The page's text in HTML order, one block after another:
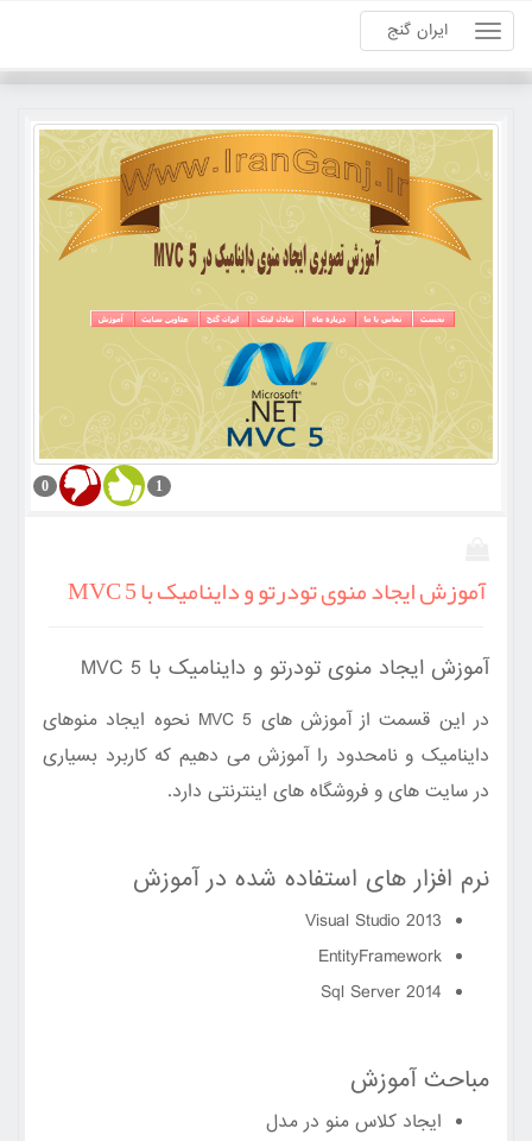
ایران گنج
1
0
آموزش ایجاد منوی تودرتو و داینامیک با MVC 5
آموزش ایجاد منوی تودرتو و داینامیک با MVC 5
در این قسمت از آموزش های MVC 5 نحوه ایجاد منوهای
داینامیک و نامحدود را آموزش می دهیم که کاربرد بسیاری
در سایت های و فروشگاه های اینترنتی دارد.
نرم افزار های استفاده شده در آموزش
Visual Studio 2013
EntityFramework
Sql Server 2014
مباحث آموزش
ایجاد کلاس منو در مدل